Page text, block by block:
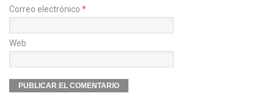
Correo electrónico *
Web